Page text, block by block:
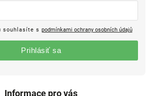
Informace pro vás
souhlasíte s podmínkami ochrany osobních údajů
Prihlásiť sa